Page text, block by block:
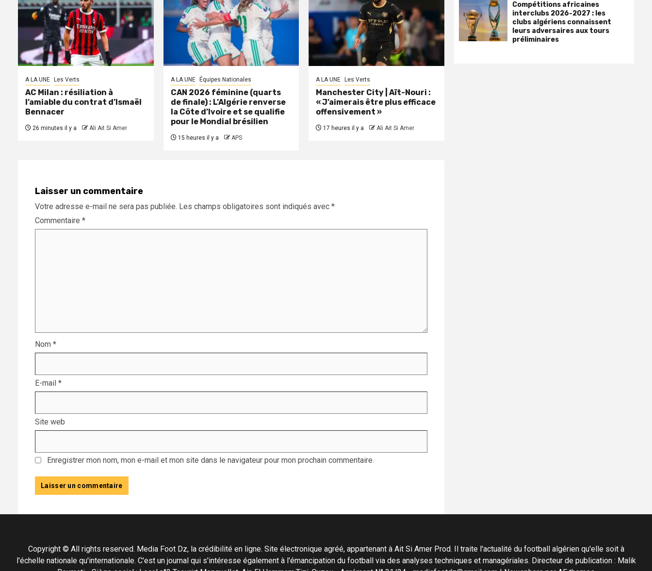
A LA UNE Les Verts
AC Milan : résiliation à
l’amiable du contrat d’Ismaël
Bennacer
26 minutes il y a Ali Ait Si Amer
A LA UNE Équipes Nationales
CAN 2026 féminine (quarts
de finale) : L’Algérie renverse
la Côte d’Ivoire et se qualifie
pour le Mondial brésilien
15 heures il y a APS
A LA UNE Les Verts
Manchester City | Aït-Nouri :
« J’aimerais être plus efficace
offensivement »
17 heures il y a Ali Ait Si Amer
Laisser un commentaire
Votre adresse e-mail ne sera pas publiée. Les champs obligatoires sont indiqués avec *
Commentaire *
Nom *
E-mail *
Site web
Enregistrer mon nom, mon e-mail et mon site dans le navigateur pour mon prochain commentaire.
Compétitions africaines
interclubs 2026-2027 : les
clubs algériens connaissent
leurs adversaires aux tours
préliminaires
Copyright © All rights reserved. Media Foot Dz, la crédibilité en ligne. Site électronique agréé, appartenant à Ait Si Amer Prod. Il traite l'actualité du football algérien qu'elle soit à
l'échelle nationale qu'internationale. C'est un journal qui s'intéresse également à l'émancipation du football via des analyses techniques et managériales. Directeur de publication : Malik